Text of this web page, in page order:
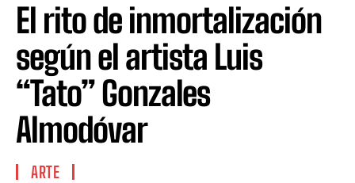
El rito de inmortalización
según el artista Luis
“Tato” Gonzales
Almodóvar
ARTE